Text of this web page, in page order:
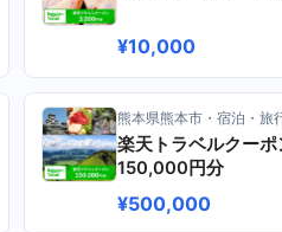
¥10,000
熊本県熊本市・宿泊・旅
楽天トラベルクーポ
150,000円分
¥500,000